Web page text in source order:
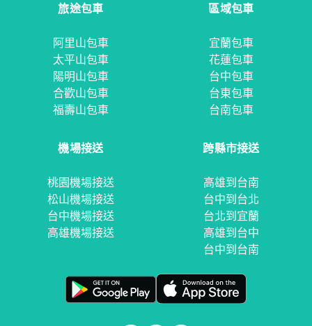
旅途包車
阿里山包車
太平山包車
陽明山包車
合歡山包車
福壽山包車
區域包車
宜蘭包車
花蓮包車
台中包車
台東包車
台南包車
機場接送
桃園機場接送
松山機場接送
台中機場接送
高雄機場接送
跨縣市接送
高雄到台南
台中到台北
台北到宜蘭
高雄到台中
台中到台南